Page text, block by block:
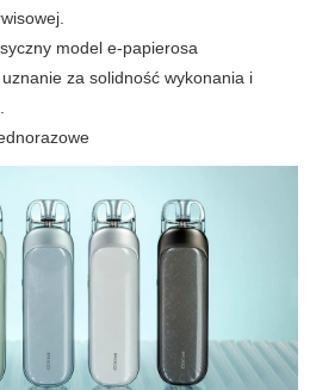
model e-papierosa
za solidność wykonania i